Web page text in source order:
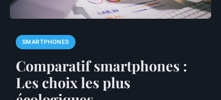
SMARTPHONES
Comparatif smartphones :
Les choix les plus